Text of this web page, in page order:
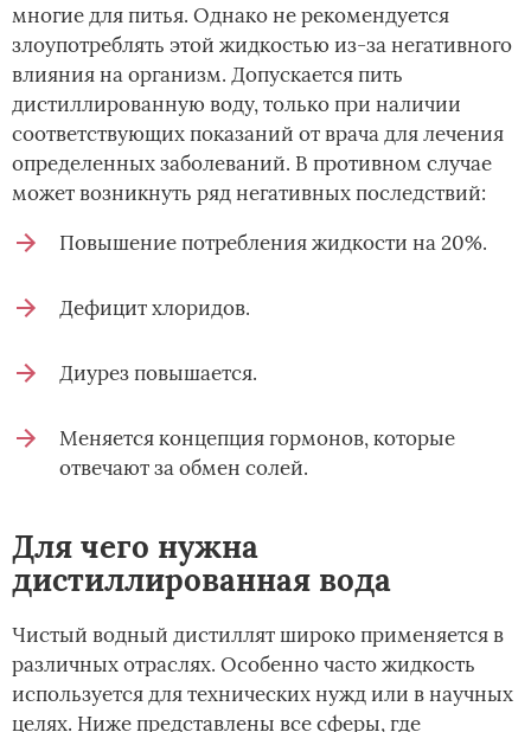
многие для питья. Однако не рекомендуется
злоупотреблять этой жидкостью из-за негативного
влияния на организм. Допускается пить
дистиллированную воду, только при наличии
соответствующих показаний от врача для лечения
определенных заболеваний. В противном случае
может возникнуть ряд негативных последствий:
Повышение потребления жидкости на 20%.
Дефицит хлоридов.
Диурез повышается.
Меняется концепция гормонов, которые
отвечают за обмен солей.
Для чего нужна
дистиллированная вода
Чистый водный дистиллят широко применяется в
различных отраслях. Особенно часто жидкость
используется для технических нужд или в научных
целях. Ниже представлены все сферы, где